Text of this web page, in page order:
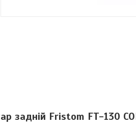
задній Fristom FT-130